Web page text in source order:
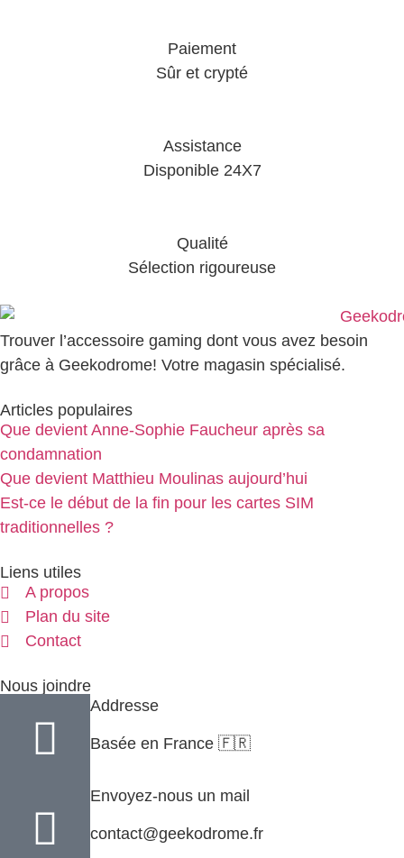
Paiement
Sûr et crypté
Assistance
Disponible 24X7
Qualité
Sélection rigoureuse
Trouver l’accessoire gaming dont vous avez besoin
grâce à Geekodrome! Votre magasin spécialisé.
Articles populaires
Que devient Anne-Sophie Faucheur après sa
condamnation
Que devient Matthieu Moulinas aujourd’hui
Est-ce le début de la fin pour les cartes SIM
traditionnelles ?
Liens utiles
A propos
Plan du site
Contact
Nous joindre
Addresse
Basée en France 🇫🇷
Envoyez-nous un mail
contact@geekodrome.fr